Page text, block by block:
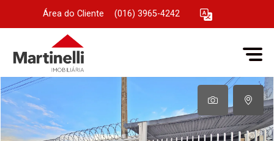
Área do Cliente (016) 3965-4242